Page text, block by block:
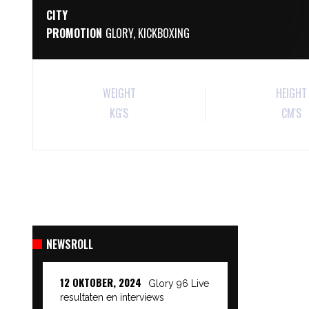
CITY
PROMOTION GLORY, KICKBOXING
WEIGHT
KG'S
HEIGHT
CM'S
NEWSROLL
12 OKTOBER, 2024
Glory 96 Live
resultaten en interviews